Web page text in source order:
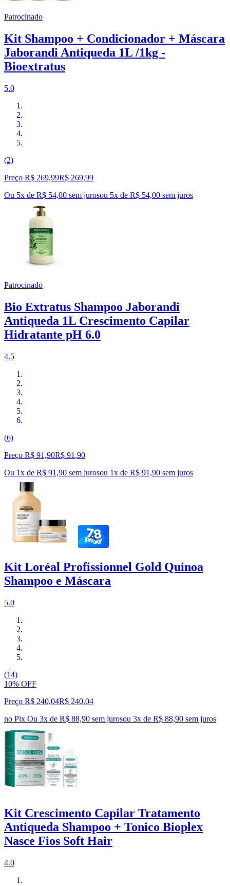
Patrocinado
Kit Shampoo + Condicionador + Máscara
Jaborandi Antiqueda 1L /1kg -
Bioextratus
5.0
(2)
Preço R$ 269,99R$ 269,99
Ou 5x de R$ 54,00 sem jurosou 5x de R$ 54,00 sem juros
Patrocinado
Bio Extratus Shampoo Jaborandi
Antiqueda 1L Crescimento Capilar
Hidratante pH 6.0
4.5
(6)
Preço R$ 91,90R$ 91 ,90
Ou 1x de R$ 91,90 sem jurosou 1x de R$ 91,90 sem juros
Kit Loréal Profissionnel Gold Quinoa
Shampoo e Máscara
5.0
(14)
10% OFF
Preço R$ 240,04R$ 240,04
no Pix Ou 3x de R$ 88,90 sem jurosou 3x de R$ 88,90 sem juros
Kit Crescimento Capilar Tratamento
Antiqueda Shampoo + Tonico Bioplex
Nasce Fios Soft Hair
4.0